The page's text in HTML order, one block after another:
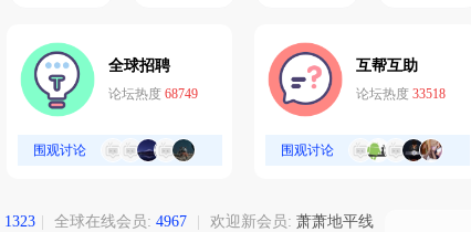
全球招聘
论坛热度 68749
围观讨论
互帮互助
论坛热度 33518
围观讨论
1323 全球在线会员: 4967 欢迎新会员: 萧萧地平线